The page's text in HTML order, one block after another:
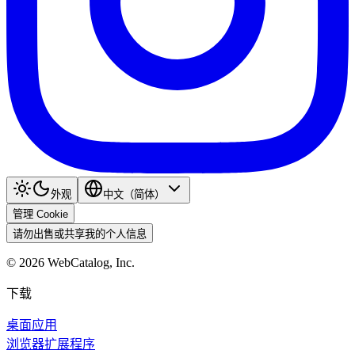
外观
中文（简体）
管理 Cookie
请勿出售或共享我的个人信息
© 2026 WebCatalog, Inc.
下载
桌面应用
浏览器扩展程序